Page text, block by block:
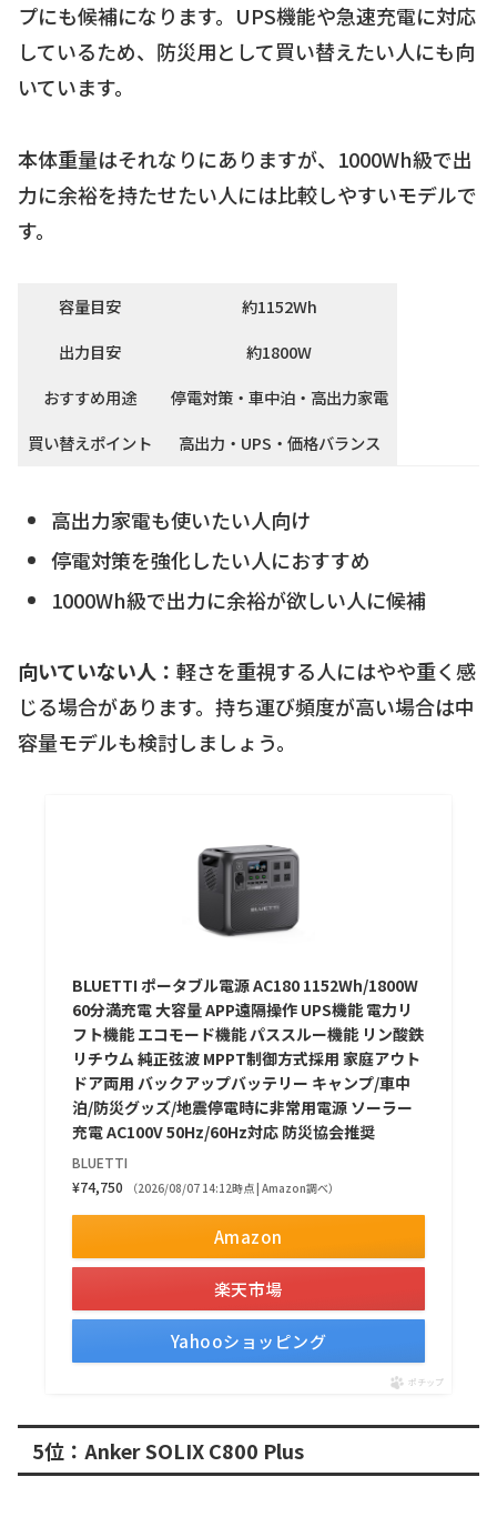
プにも候補になります。UPS機能や急速充電に対応
しているため、防災用として買い替えたい人にも向
いています。
本体重量はそれなりにありますが、1000Wh級で出
力に余裕を持たせたい人には比較しやすいモデルで
す。
容量目安
約1152Wh
出力目安
約1800W
おすすめ用途
停電対策・車中泊・高出力家電
買い替えポイント
高出力・UPS・価格バランス
高出力家電も使いたい人向け
停電対策を強化したい人におすすめ
1000Wh級で出力に余裕が欲しい人に候補
向いていない人： 軽さを重視する人にはやや重く感
じる場合があります。持ち運び頻度が高い場合は中
容量モデルも検討しましょう。
BLUETTI ポータブル電源 AC180 1152Wh/1800W
60分満充電 大容量 APP遠隔操作 UPS機能 電力リ
フト機能 エコモード機能 パススルー機能 リン酸鉄
リチウム 純正弦波 MPPT制御方式採用 家庭アウト
ドア両用 バックアップバッテリー キャンプ/車中
泊/防災グッズ/地震停電時に非常用電源 ソーラー
充電 AC100V 50Hz/60Hz対応 防災協会推奨
BLUETTI
¥74,750
（2026/08/07 14:12時点 | Amazon調べ）
Amazon
楽天市場
Yahooショッピング
ポチップ
5位：Anker SOLIX C800 Plus